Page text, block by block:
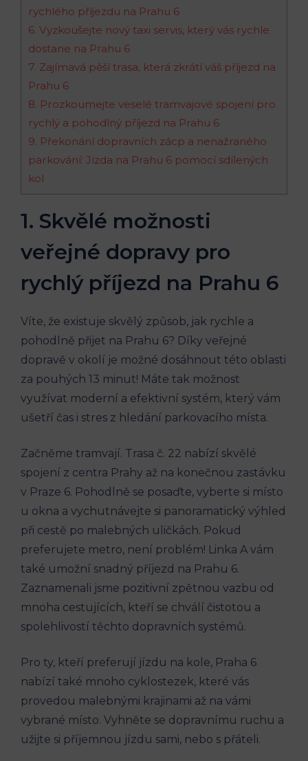
rychlého příjezdu na Prahu 6
6. Vyzkoušejte ⁢nový taxi servis, ⁢který vás rychle
⁣dostane na​ Prahu 6
7. Zajímavá pěší ‍trasa, která zkrátí⁤ váš příjezd na
Prahu ⁤6
8. Prozkoumejte veselé ‌tramvajové ‌spojení‌ pro
rychlý⁤ a pohodlný příjezd na Prahu 6
9.‌ Překonání⁢ dopravních zácp a‍ nenažraného
parkování:⁤ Jízda ​na Prahu 6‌ pomocí sdílených
⁢kol
1. Skvělé možnosti
veřejné dopravy pro
rychlý⁢ příjezd na Prahu 6
Víte, že existuje skvělý způsob, jak ​rychle ​a
pohodlně ​přijet na‍ Prahu 6? Díky​ veřejné
dopravě v okolí je možné dosáhnout této oblasti
za pouhých ‍13 minut!‍ Máte tak možnost
využívat moderní a efektivní​ systém, který‌ vám
ušetří čas i stres z hledání⁢ parkovacího místa.
Začněme ‍tramvají. Trasa ⁢č.⁣ 22 nabízí skvělé
spojení z centra Prahy až na konečnou zastávku
v Praze 6.⁢ Pohodlně se ⁣posaďte, ⁤vyberte si ‌místo​
u⁤ okna‌ a vychutnávejte si panoramatický výhled
při cestě po malebných ⁣uličkách. Pokud
preferujete metro, ‍není problém! Linka A vám
také ‌umožní snadný příjezd na Prahu 6.
Zaznamenali jsme pozitivní⁤ zpětnou vazbu od
mnoha cestujících, kteří se chválí‌ čistotou a
⁤spolehlivostí těchto dopravních‌ systémů.
Pro ‍ty, kteří preferují⁢ jízdu na kole, Praha⁣ 6
nabízí také mnoho cyklostezek, které vás
provedou malebnými‌ krajinami až ‍na vámi
vybrané místo. Vyhněte se ⁢dopravnímu ruchu a
užijte si příjemnou jízdu sami, nebo‌ s ‍přáteli.